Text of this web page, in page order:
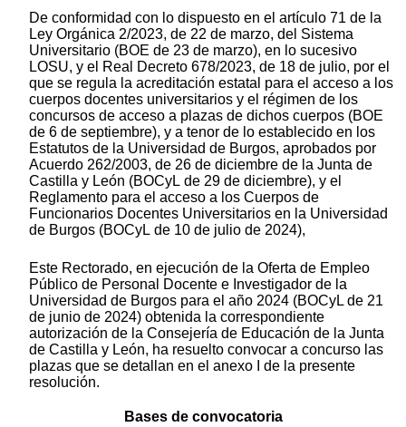
De conformidad con lo dispuesto en el artículo 71 de la
Ley Orgánica 2/2023, de 22 de marzo, del Sistema
Universitario (BOE de 23 de marzo), en lo sucesivo
LOSU, y el Real Decreto 678/2023, de 18 de julio, por el
que se regula la acreditación estatal para el acceso a los
cuerpos docentes universitarios y el régimen de los
concursos de acceso a plazas de dichos cuerpos (BOE
de 6 de septiembre), y a tenor de lo establecido en los
Estatutos de la Universidad de Burgos, aprobados por
Acuerdo 262/2003, de 26 de diciembre de la Junta de
Castilla y León (BOCyL de 29 de diciembre), y el
Reglamento para el acceso a los Cuerpos de
Funcionarios Docentes Universitarios en la Universidad
de Burgos (BOCyL de 10 de julio de 2024),
Este Rectorado, en ejecución de la Oferta de Empleo
Público de Personal Docente e Investigador de la
Universidad de Burgos para el año 2024 (BOCyL de 21
de junio de 2024) obtenida la correspondiente
autorización de la Consejería de Educación de la Junta
de Castilla y León, ha resuelto convocar a concurso las
plazas que se detallan en el anexo I de la presente
resolución.
Bases de convocatoria